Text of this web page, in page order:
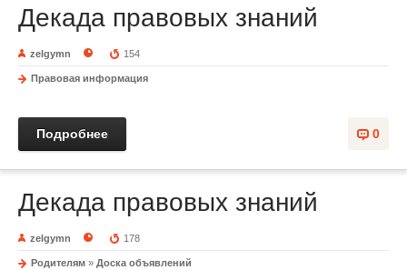
Декада правовых знаний
zelgymn 154
Правовая информация
0
Подробнее
Декада правовых знаний
zelgymn 178
Родителям » Доска объявлений